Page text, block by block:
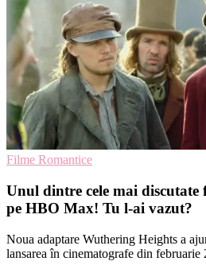
Filme Romantice
Unul dintre cele mai discutate
pe HBO Max! Tu l-ai vazut?
Noua adaptare Wuthering Heights a
lansarea în cinematografe din februarie